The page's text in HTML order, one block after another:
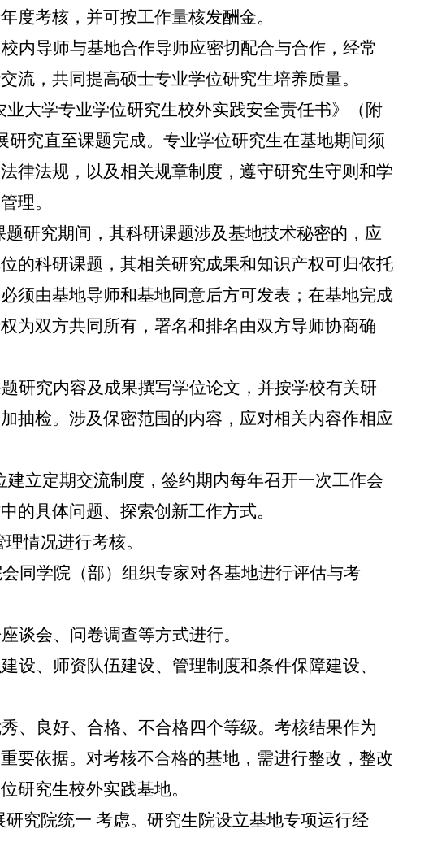
度考核，并可按工作量核发酬金。
内导师与基地合作导师应密切配合与合作，经常
流，共同提高硕士专业学位研究生培养质量。
大学专业学位研究生校外实践安全责任书》
（附
研究直至课题完成。专业学位研究生在基地期间须
律法规，以及相关规章制度，遵守研究生守则和学
理。
研究期间，其科研课题涉及基地技术秘密的，应
的科研课题，其相关研究成果和知识产权可归依托
须由基地导师和基地同意后方可发表；在基地完成
为双方共同所有，署名和排名由双方导师协商确
研究内容及成果撰写学位论文，并按学校有关研
抽检。涉及保密范围的内容，应对相关内容作相应
立定期交流制度，签约期内每年召开一次工作会
的具体问题、探索创新工作方式。
情况进行考核。
同学院（部）组织专家对各基地进行评估与考
谈会、问卷调查等方式进行。
设、师资队伍建设、管理制度和条件保障建设、
、良好、合格、不合格四个等级。考核结果作为
要依据。对考核不合格的基地，需进行整改，整改
研究生校外实践基地。
究院统一 考虑。研究生院设立基地专项运行经